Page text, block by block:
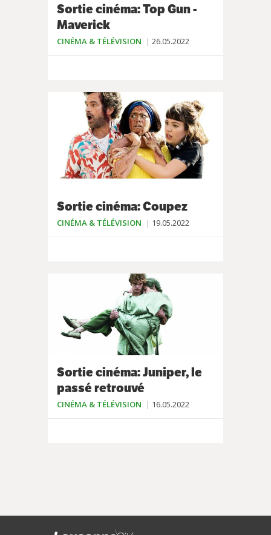
Sortie cinéma: Top Gun -
Maverick
CINÉMA & TÉLÉVISION 26.05.2022
Sortie cinéma: Coupez
CINÉMA & TÉLÉVISION 19.05.2022
Sortie cinéma: Juniper, le
passé retrouvé
CINÉMA & TÉLÉVISION 16.05.2022